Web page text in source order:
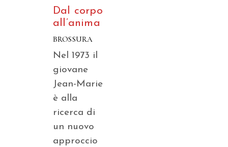
Dal corpo
all’anima
BROSSURA
Nel 1973 il
giovane
Jean-Marie
è alla
ricerca di
un nuovo
approccio